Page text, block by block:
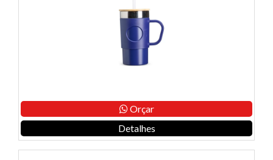
Orçar
Detalhes